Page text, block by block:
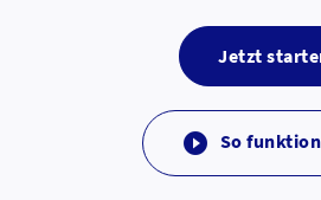
Jetzt
 So